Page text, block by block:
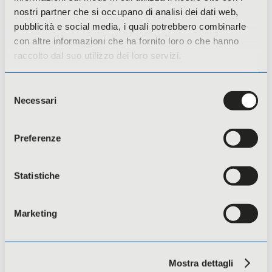
nostri partner che si occupano di analisi dei dati web,
pubblicità e social media, i quali potrebbero combinarle
con altre informazioni che ha fornito loro o che hanno
raccolto dal suo utilizzo dei loro servizi.
delNecessari
Preferenze
Statistiche
Marketing
Mostra dettagli
2026